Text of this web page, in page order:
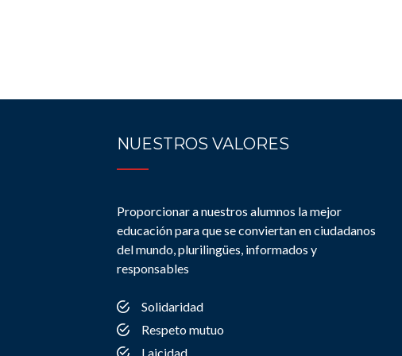
NUESTROS VALORES
Proporcionar a nuestros alumnos la mejor
educación para que se conviertan en ciudadanos
del mundo, plurilingües, informados y
responsables
Solidaridad
Respeto mutuo
Laicidad